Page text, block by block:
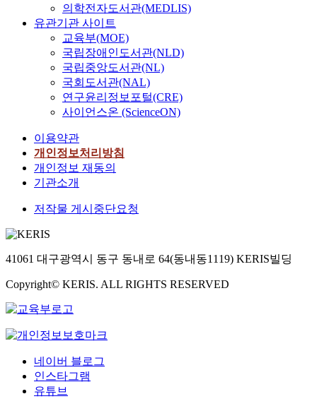
의학전자도서관(MEDLIS)
유관기관 사이트
교육부(MOE)
국립장애인도서관(NLD)
국립중앙도서관(NL)
국회도서관(NAL)
연구윤리정보포털(CRE)
사이언스온 (ScienceON)
이용약관
개인정보처리방침
개인정보 재동의
기관소개
저작물 게시중단요청
41061 대구광역시 동구 동내로 64(동내동1119) KERIS빌딩
Copyright© KERIS. ALL RIGHTS RESERVED
네이버 블로그
인스타그램
유튜브